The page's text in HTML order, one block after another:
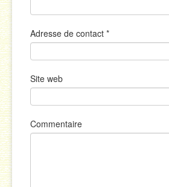
Adresse de contact *
Site web
Commentaire